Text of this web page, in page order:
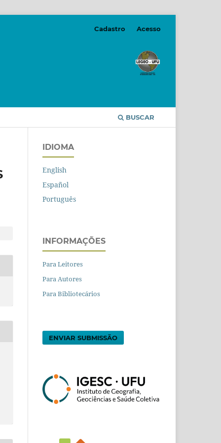
BUSCAR
Cadastro Acesso
IDIOMA
English
Español
Português
INFORMAÇÕES
Para Leitores
Para Autores
Para Bibliotecários
ENVIAR SUBMISSÃO